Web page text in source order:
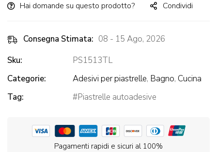
Hai domande su questo prodotto? Condividi
Consegna Stimata: 08 - 15 Ago, 2026
Sku:
PS1513TL
Categorie:
Adesivi per piastrelle, Bagno, Cucina
Tag:
Piastrelle autoadesive
Pagamenti rapidi e sicuri al 100%